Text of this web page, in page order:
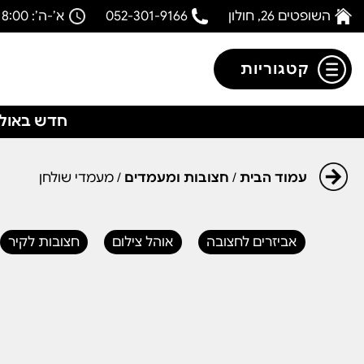
השופטים 26, חולון 052-301-9166 א’-ה’: 08:00-18:00
קטגוריות
חדש
עמוד הבית / חצובות ומעמדים / מעמדי שולחן
אביזרים לחצובה אוהל צילום חצובות לקיר